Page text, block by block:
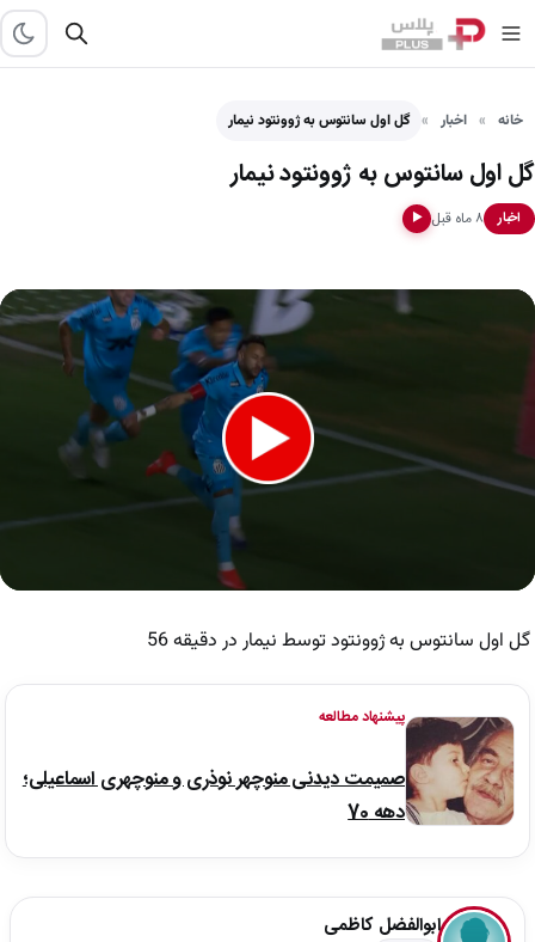
خانه اخبار گل اول سانتوس به ژوونتود نیمار
گل اول سانتوس به ژوونتود نیمار
اخبار ۸ ماه قبل ▶
گل اول سانتوس به ژوونتود توسط نیمار در دقیقه 56
پیشنهاد مطالعه
صمیمت دیدنی منوچهر نوذری و منوچهری اسماعیلی؛
دهه 70
ابوالفضل کاظمی